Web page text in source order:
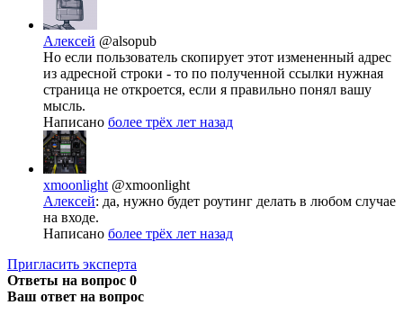
Алексей @alsopub
Но если пользователь скопирует этот измененный адрес
из адресной строки - то по полученной ссылки нужная
страница не откроется, если я правильно понял вашу
мысль.
Написано более трёх лет назад
xmoonlight @xmoonlight
Алексей: да, нужно будет роутинг делать в любом случае
на входе.
Написано более трёх лет назад
Пригласить эксперта
Ответы на вопрос 0
Ваш ответ на вопрос